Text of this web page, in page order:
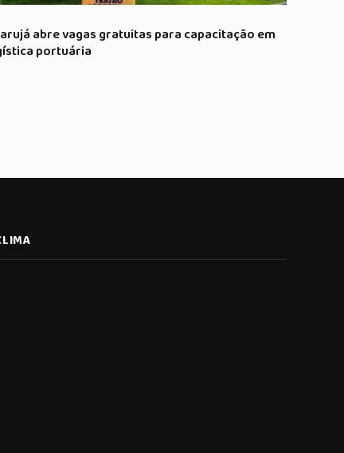
abre vagas gratuitas para capacitação em
portuária